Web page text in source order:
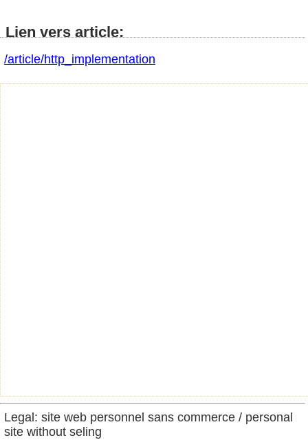
Lien vers article:
/article/http_implementation
Legal: site web personnel sans commerce / personal
site without seling